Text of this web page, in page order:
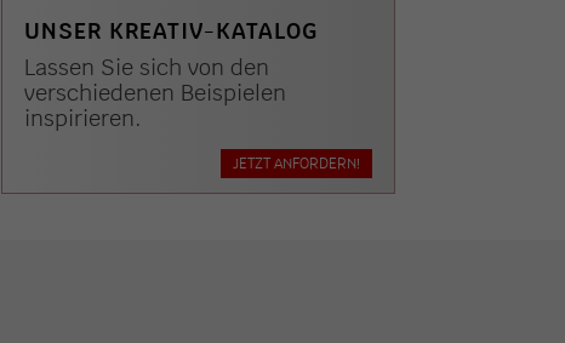
UNSER KREATIV-KATALOG
Lassen Sie sich von den
verschiedenen Beispielen
inspirieren.
JETZT ANFORDERN!